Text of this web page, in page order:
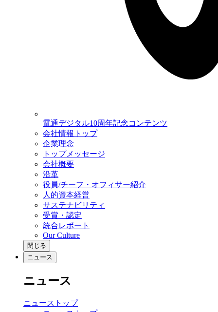
電通デジタル10周年記念コンテンツ
会社情報トップ
企業理念
トップメッセージ
会社概要
沿革
役員/チーフ・オフィサー紹介
人的資本経営
サステナビリティ
受賞・認定
統合レポート
Our Culture
閉じる
ニュース
ニュース
ニューストップ